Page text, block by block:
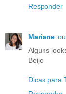
Responder
Mariane
Alguns
Beijo
Dicas para